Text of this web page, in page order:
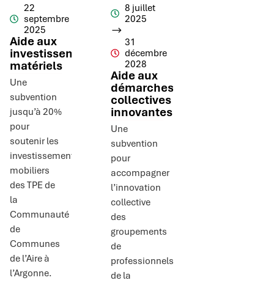
22
septembre
2025
Aide aux
investissements
matériels
Une
subvention
jusqu’à 20%
pour
soutenir les
investissements
mobiliers
des TPE de
la
Communauté
de
Communes
de l’Aire à
l’Argonne.
8 juillet
2025
31
décembre
2028
Aide aux
démarches
collectives
innovantes
Une
subvention
pour
accompagner
l’innovation
collective
des
groupements
de
professionnels
de la